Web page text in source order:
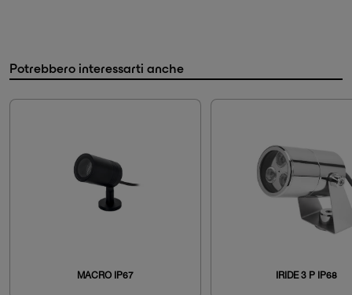
Potrebbero interessarti anche
MACRO IP67 IRIDE 3 P IP68